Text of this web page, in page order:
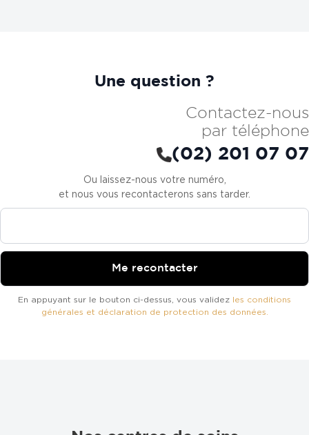
Une question ?
Contactez-nous
par téléphone
(02) 201 07 07
Ou laissez-nous votre numéro,
et nous vous recontacterons sans tarder.
En appuyant sur le bouton ci-dessus, vous validez les conditions
générales et déclaration de protection des données.